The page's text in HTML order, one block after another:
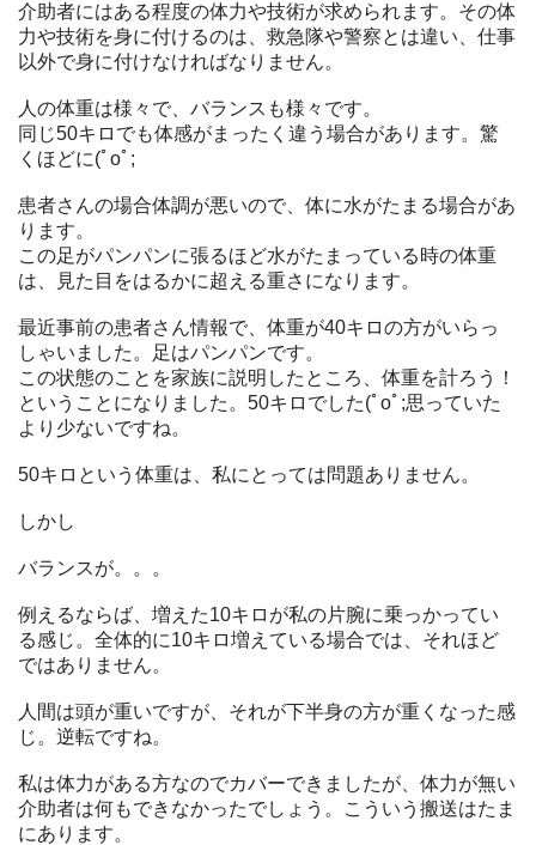
介助者にはある程度の体力や技術が求められます。その体
力や技術を身に付けるのは、救急隊や警察とは違い、仕事
以外で身に付けなければなりません。
人の体重は様々で、バランスも様々です。
同じ50キロでも体感がまったく違う場合があります。驚
くほどに(ﾟoﾟ;
患者さんの場合体調が悪いので、体に水がたまる場合があ
ります。
この足がパンパンに張るほど水がたまっている時の体重
は、見た目をはるかに超える重さになります。
最近事前の患者さん情報で、体重が40キロの方がいらっ
しゃいました。足はパンパンです。
この状態のことを家族に説明したところ、体重を計ろう！
ということになりました。50キロでした(ﾟoﾟ;思っていた
より少ないですね。
50キロという体重は、私にとっては問題ありません。
しかし
バランスが。。。
例えるならば、増えた10キロが私の片腕に乗っかってい
る感じ。全体的に10キロ増えている場合では、それほど
ではありません。
人間は頭が重いですが、それが下半身の方が重くなった感
じ。逆転ですね。
私は体力がある方なのでカバーできましたが、体力が無い
介助者は何もできなかったでしょう。こういう搬送はたま
にあります。